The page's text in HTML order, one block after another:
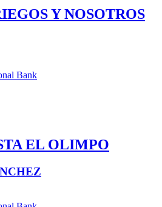
Y NOSOTROS
EL OLIMPO